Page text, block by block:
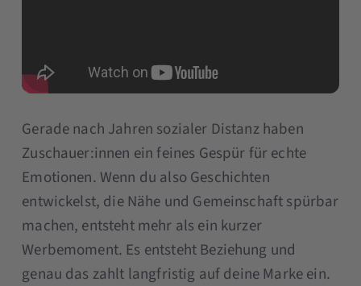
Gerade nach Jahren sozialer Distanz haben
Zuschauer:innen ein feines Gespür für echte
Emotionen. Wenn du also Geschichten
entwickelst, die Nähe und Gemeinschaft spürbar
machen, entsteht mehr als ein kurzer
Werbemoment. Es entsteht Beziehung und
genau das zahlt langfristig auf deine Marke ein.